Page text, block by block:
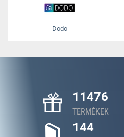
Dodo
11476
TERMÉKEK
144